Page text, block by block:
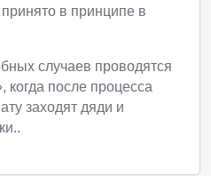
в принципе в
случаев проводятся
когда после процесса
заходят дяди и